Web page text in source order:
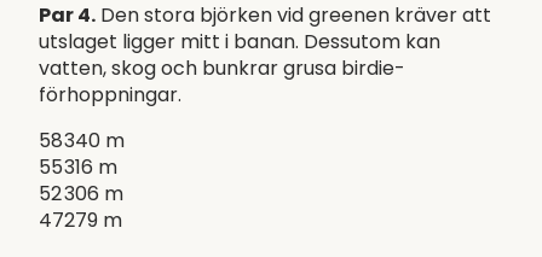
Par 4. Den stora björken vid greenen kräver att
utslaget ligger mitt i banan. Dessutom kan
vatten, skog och bunkrar grusa birdie-
förhoppningar.
58340 m
55316 m
52306 m
47279 m